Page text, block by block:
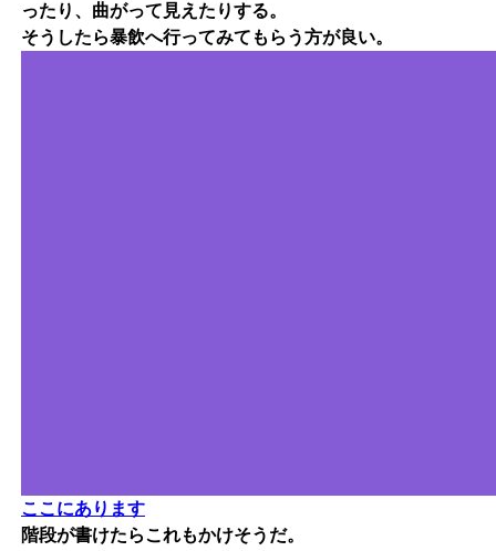
ったり、曲がって見えたりする。
そうしたら暴飲へ行ってみてもらう方が良い。
ここにあります
階段が書けたらこれもかけそうだ。